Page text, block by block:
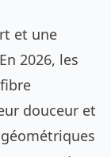
et une
2026, les
douceur et